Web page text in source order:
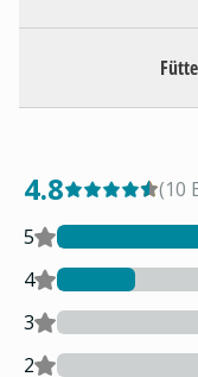
4.8 (10
5
4
3
2